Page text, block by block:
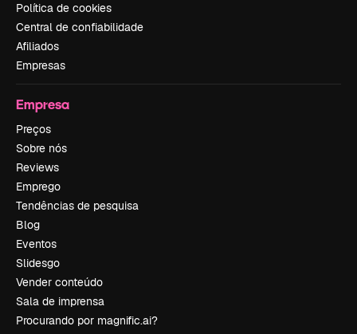
Política de cookies
Central de confiabilidade
Afiliados
Empresas
Empresa
Preços
Sobre nós
Reviews
Emprego
Tendências de pesquisa
Blog
Eventos
Slidesgo
Vender conteúdo
Sala de imprensa
Procurando por magnific.ai?